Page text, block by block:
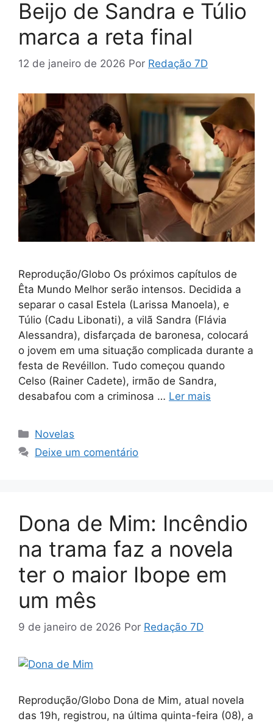
Beijo de Sandra e Túlio
marca a reta final
12 de janeiro de 2026 Por Redação 7D
Reprodução/Globo Os próximos capítulos de
Êta Mundo Melhor serão intensos. Decidida a
separar o casal Estela (Larissa Manoela), e
Túlio (Cadu Libonati), a vilã Sandra (Flávia
Alessandra), disfarçada de baronesa, colocará
o jovem em uma situação complicada durante a
festa de Revéillon. Tudo começou quando
Celso (Rainer Cadete), irmão de Sandra,
desabafou com a criminosa … Ler mais
Categorias
Novelas
Deixe um comentário
Dona de Mim: Incêndio
na trama faz a novela
ter o maior Ibope em
um mês
9 de janeiro de 2026 Por Redação 7D
Reprodução/Globo Dona de Mim, atual novela
das 19h, registrou, na última quinta-feira (08), a